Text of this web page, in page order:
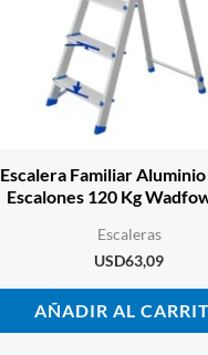
Escalera Familiar
Escalones 120 Kg
Escaleras
USD63,09
AÑADIR AL